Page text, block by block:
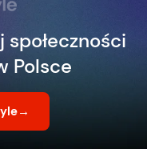
społeczności
Polsce
→